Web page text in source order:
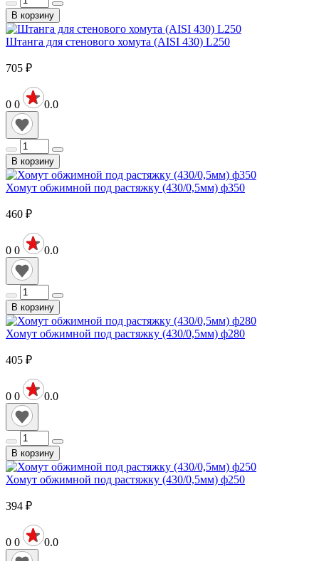
В корзину
Штанга для стенового хомута (AISI 430) L250
705 ₽
0 0 0.0
В корзину
Хомут обжимной под растяжку (430/0,5мм) ф350
460 ₽
0 0 0.0
В корзину
Хомут обжимной под растяжку (430/0,5мм) ф280
405 ₽
0 0 0.0
В корзину
Хомут обжимной под растяжку (430/0,5мм) ф250
394 ₽
0 0 0.0